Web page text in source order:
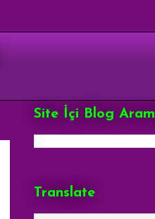
Site İçi Blog
Translate